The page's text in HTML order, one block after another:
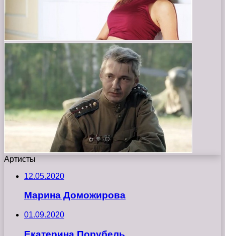
Артисты
12.05.2020
Марина Доможирова
01.09.2020